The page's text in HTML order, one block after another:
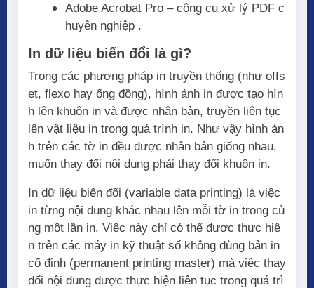
Adobe Acrobat Pro – công cụ xử lý PDF c
huyên nghiệp .
In dữ liệu biến đổi là gì?
Trong các phương pháp in truyền thống (như offs
et, flexo hay ống đồng), hình ảnh in được tạo hìn
h lên khuôn in và được nhân bản, truyền liên tục
lên vật liệu in trong quá trình in. Như vậy hình ản
h trên các tờ in đều được nhân bản giống nhau,
muốn thay đổi nội dung phải thay đổi khuôn in.
In dữ liệu biến đổi (variable data printing) là việc
in từng nội dung khác nhau lên mỗi tờ in trong cù
ng một lần in. Việc này chỉ có thể được thực hiệ
n trên các máy in kỹ thuật số không dùng bản in
cố định (permanent printing master) mà việc thay
đổi nội dung được thực hiện liên tục trong quá trì